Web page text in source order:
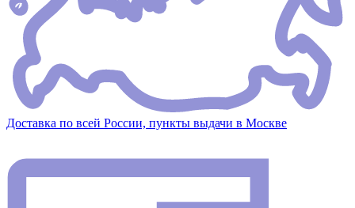
Доставка по всей России, пункты выдачи в Москве